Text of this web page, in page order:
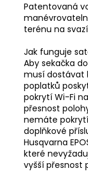
Patentovaná
terénu na
Jak funguje
Aby sekačka
musí dostávat
poplatků
pokrytí Wi-Fi
přesnost
nemáte
doplňkové
Husqvarna
které
vyšší přesnost